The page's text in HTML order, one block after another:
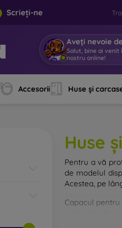
Scrieți-ne
Aveți nevoie
Salut, bine ai venit
nostru online!
Accesorii Huse și
Huse
Pentru a vă
de modelul
Acestea, pe
Capacul